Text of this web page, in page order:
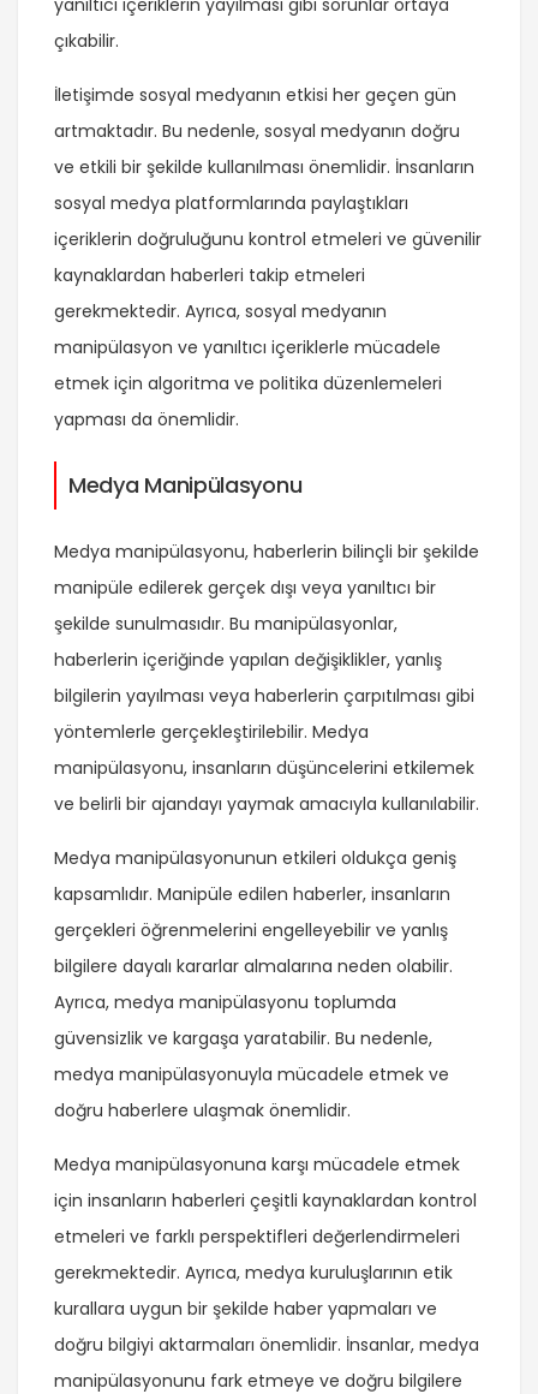
çıkabilir.
İletişimde sosyal medyanın etkisi her geçen gün
artmaktadır. Bu nedenle, sosyal medyanın doğru
ve etkili bir şekilde kullanılması önemlidir. İnsanların
sosyal medya platformlarında paylaştıkları
içeriklerin doğruluğunu kontrol etmeleri ve güvenilir
kaynaklardan haberleri takip etmeleri
gerekmektedir. Ayrıca, sosyal medyanın
manipülasyon ve yanıltıcı içeriklerle mücadele
etmek için algoritma ve politika düzenlemeleri
yapması da önemlidir.
Medya Manipülasyonu
Medya manipülasyonu, haberlerin bilinçli bir şekilde
manipüle edilerek gerçek dışı veya yanıltıcı bir
şekilde sunulmasıdır. Bu manipülasyonlar,
haberlerin içeriğinde yapılan değişiklikler, yanlış
bilgilerin yayılması veya haberlerin çarpıtılması gibi
yöntemlerle gerçekleştirilebilir. Medya
manipülasyonu, insanların düşüncelerini etkilemek
ve belirli bir ajandayı yaymak amacıyla kullanılabilir.
Medya manipülasyonunun etkileri oldukça geniş
kapsamlıdır. Manipüle edilen haberler, insanların
gerçekleri öğrenmelerini engelleyebilir ve yanlış
bilgilere dayalı kararlar almalarına neden olabilir.
Ayrıca, medya manipülasyonu toplumda
güvensizlik ve kargaşa yaratabilir. Bu nedenle,
medya manipülasyonuyla mücadele etmek ve
doğru haberlere ulaşmak önemlidir.
Medya manipülasyonuna karşı mücadele etmek
için insanların haberleri çeşitli kaynaklardan kontrol
etmeleri ve farklı perspektifleri değerlendirmeleri
gerekmektedir. Ayrıca, medya kuruluşlarının etik
kurallara uygun bir şekilde haber yapmaları ve
doğru bilgiyi aktarmaları önemlidir. İnsanlar, medya
manipülasyonunu fark etmeye ve doğru bilgilere